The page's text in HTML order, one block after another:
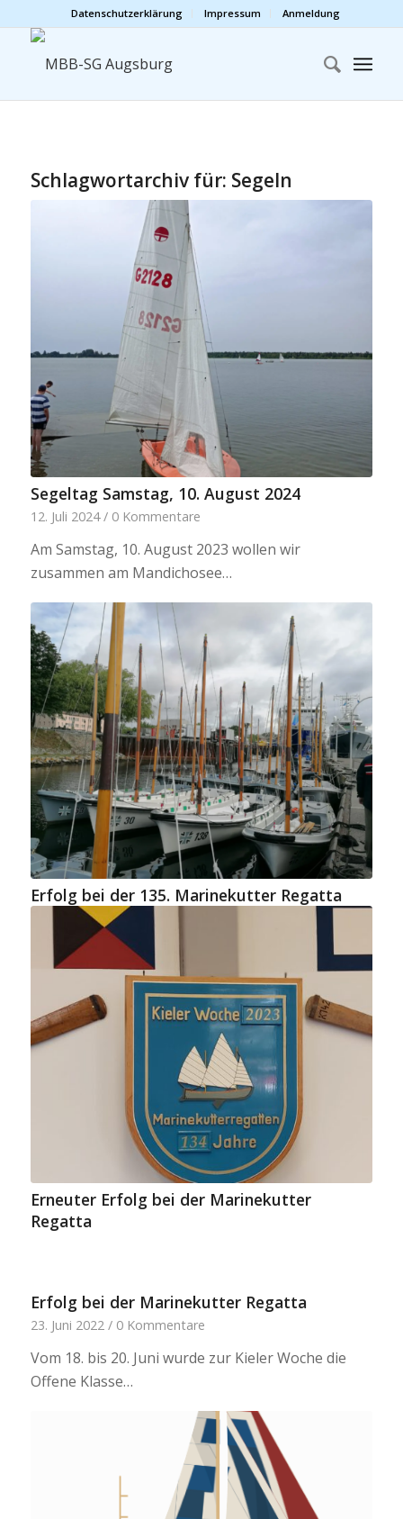
Datenschutzerklärung Impressum Anmeldung
Schlagwortarchiv für: Segeln
Segeltag Samstag, 10. August 2024
12. Juli 2024 / 0 Kommentare
Am Samstag, 10. August 2023 wollen wir
zusammen am Mandichosee…
Erfolg bei der 135. Marinekutter Regatta
Erneuter Erfolg bei der Marinekutter
Regatta
Erfolg bei der Marinekutter Regatta
23. Juni 2022 / 0 Kommentare
Vom 18. bis 20. Juni wurde zur Kieler Woche die
Offene Klasse…